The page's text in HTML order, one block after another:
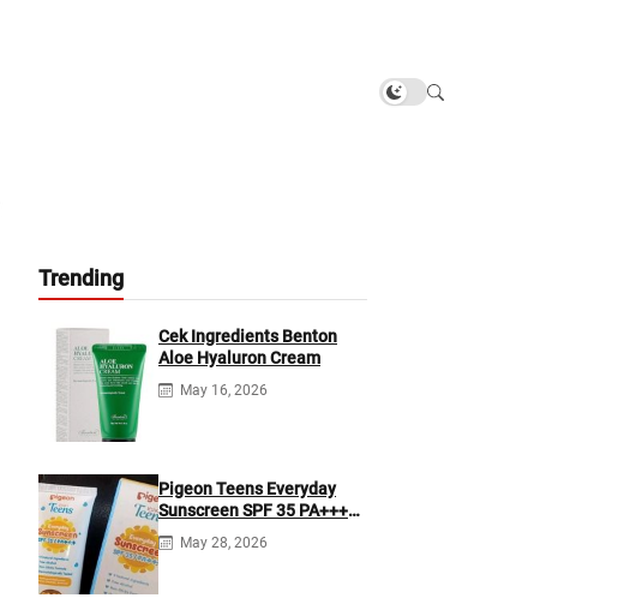
Trending
Cek Ingredients Benton
Aloe Hyaluron Cream
May 16, 2026
Pigeon Teens Everyday
Sunscreen SPF 35 PA+++
Ingredients
May 28, 2026